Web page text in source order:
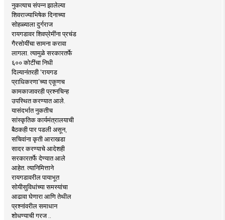
नुकत्याच संपन्न झालेल्या
शिवराज्याभिषेक दिनाच्या
सोहळ्याला दुर्गराज
रायगडावर शिवप्रेमींना प्रचंड
गैरसोयींचा सामना करावा
लागला. त्यामुळे सरकारतर्फे
६०० कोटींचा निधी
दिल्यानंतरही ‘रायगड
प्राधिकरणा’च्या एकूणच
कामकाजावरही प्रश्नचिन्ह
उपस्थित करण्यात आले.
यासंदर्भात नुकतीच
सांस्कृतिक कार्यमंत्रालयाची
बैठकही पार पडली असून,
सचिवांना कृती आराखडा
सादर करण्याचे आदेशही
सरकारतर्फे देण्यात आले
आहेत. त्यानिमित्ताने
रायगडावरील पायाभूत
सोयीसुविधांच्या समस्यांचा
आढावा घेणारा आणि तेथील
प्रश्नांवरील समाधान
शोधण्याची गरज ..